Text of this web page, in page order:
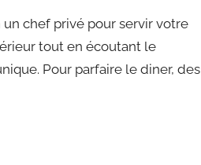
chef privé pour servir votre
tout en écoutant le
Pour parfaire le diner, des